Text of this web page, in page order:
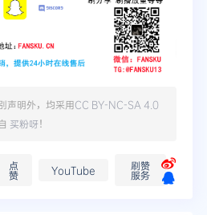
声明外，均采用CC BY-NC-SA 4.0
买粉呀！
点
赞 YouTube 刷赞
服务